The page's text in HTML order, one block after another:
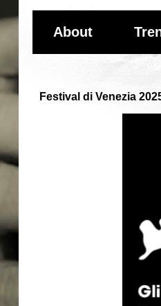
About
Festival di Venezia